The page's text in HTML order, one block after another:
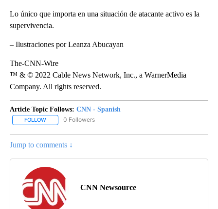
Lo único que importa en una situación de atacante activo es la
supervivencia.
– Ilustraciones por Leanza Abucayan
The-CNN-Wire
™ & © 2022 Cable News Network, Inc., a WarnerMedia
Company. All rights reserved.
Article Topic Follows: CNN - Spanish
FOLLOW FOLLOW "CNN - SPANISH" TO RECEIVE NOTIFICATIONS ABOUT
0 Followers
Jump to comments ↓
CNN Newsource